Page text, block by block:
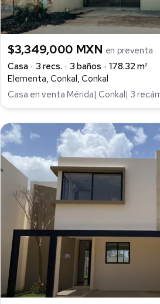
$3,349,000 MXN en preventa
Casa
3 recs. 3 baños
178.32 m²
Elementa, Conkal, Conkal
Casa en venta Mérida| Conkal| 3